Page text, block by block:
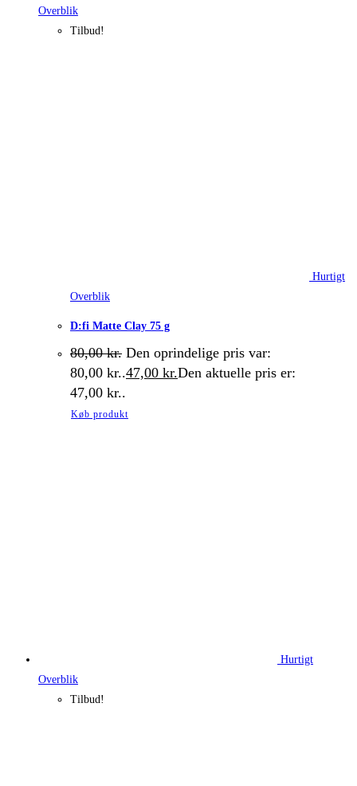
Overblik
Tilbud!
Hurtigt
Overblik
D:fi Matte Clay 75 g
80,00kr. Den oprindelige pris var:
80,00 kr..47,00 kr.Den aktuelle pris er:
47,00 kr..
Køb produkt
Hurtigt
Overblik
Tilbud!